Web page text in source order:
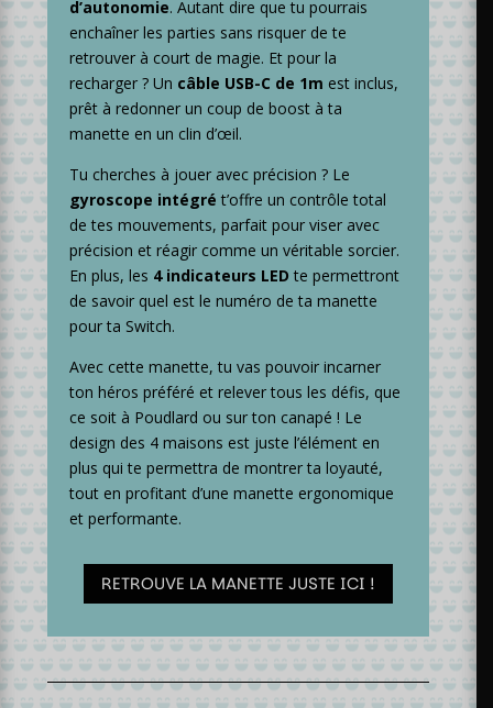
d’autonomie. Autant dire que tu pourrais
enchaîner les parties sans risquer de te
retrouver à court de magie. Et pour la
recharger ? Un câble USB-C de 1m est inclus,
prêt à redonner un coup de boost à ta
manette en un clin d’œil.
Tu cherches à jouer avec précision ? Le
gyroscope intégré t’offre un contrôle total
de tes mouvements, parfait pour viser avec
précision et réagir comme un véritable sorcier.
En plus, les 4 indicateurs LED te permettront
de savoir quel est le numéro de ta manette
pour ta Switch.
Avec cette manette, tu vas pouvoir incarner
ton héros préféré et relever tous les défis, que
ce soit à Poudlard ou sur ton canapé ! Le
design des 4 maisons est juste l’élément en
plus qui te permettra de montrer ta loyauté,
tout en profitant d’une manette ergonomique
et performante.
RETROUVE LA MANETTE JUSTE ICI !